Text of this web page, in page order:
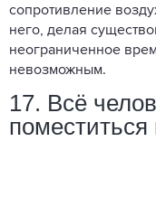
сопротивление
него, делая
неограниченное
невозможным.
17. Всё
поместиться